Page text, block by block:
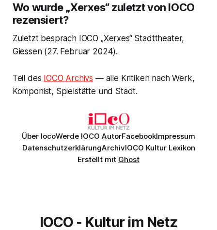
Wo wurde „Xerxes“ zuletzt von IOCO
rezensiert?
Zuletzt besprach IOCO „Xerxes“ Stadttheater,
Giessen (27. Februar 2024).
Teil des IOCO Archivs — alle Kritiken nach Werk,
Komponist, Spielstätte und Stadt.
Über IocoWerde IOCO AutorFacebookImpressum
DatenschutzerklärungArchivIOCO Kultur Lexikon
Erstellt mit Ghost
IOCO - Kultur im Netz